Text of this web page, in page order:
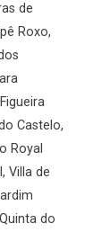
de
Roxo,
Castelo,
Royal
Villa de
do